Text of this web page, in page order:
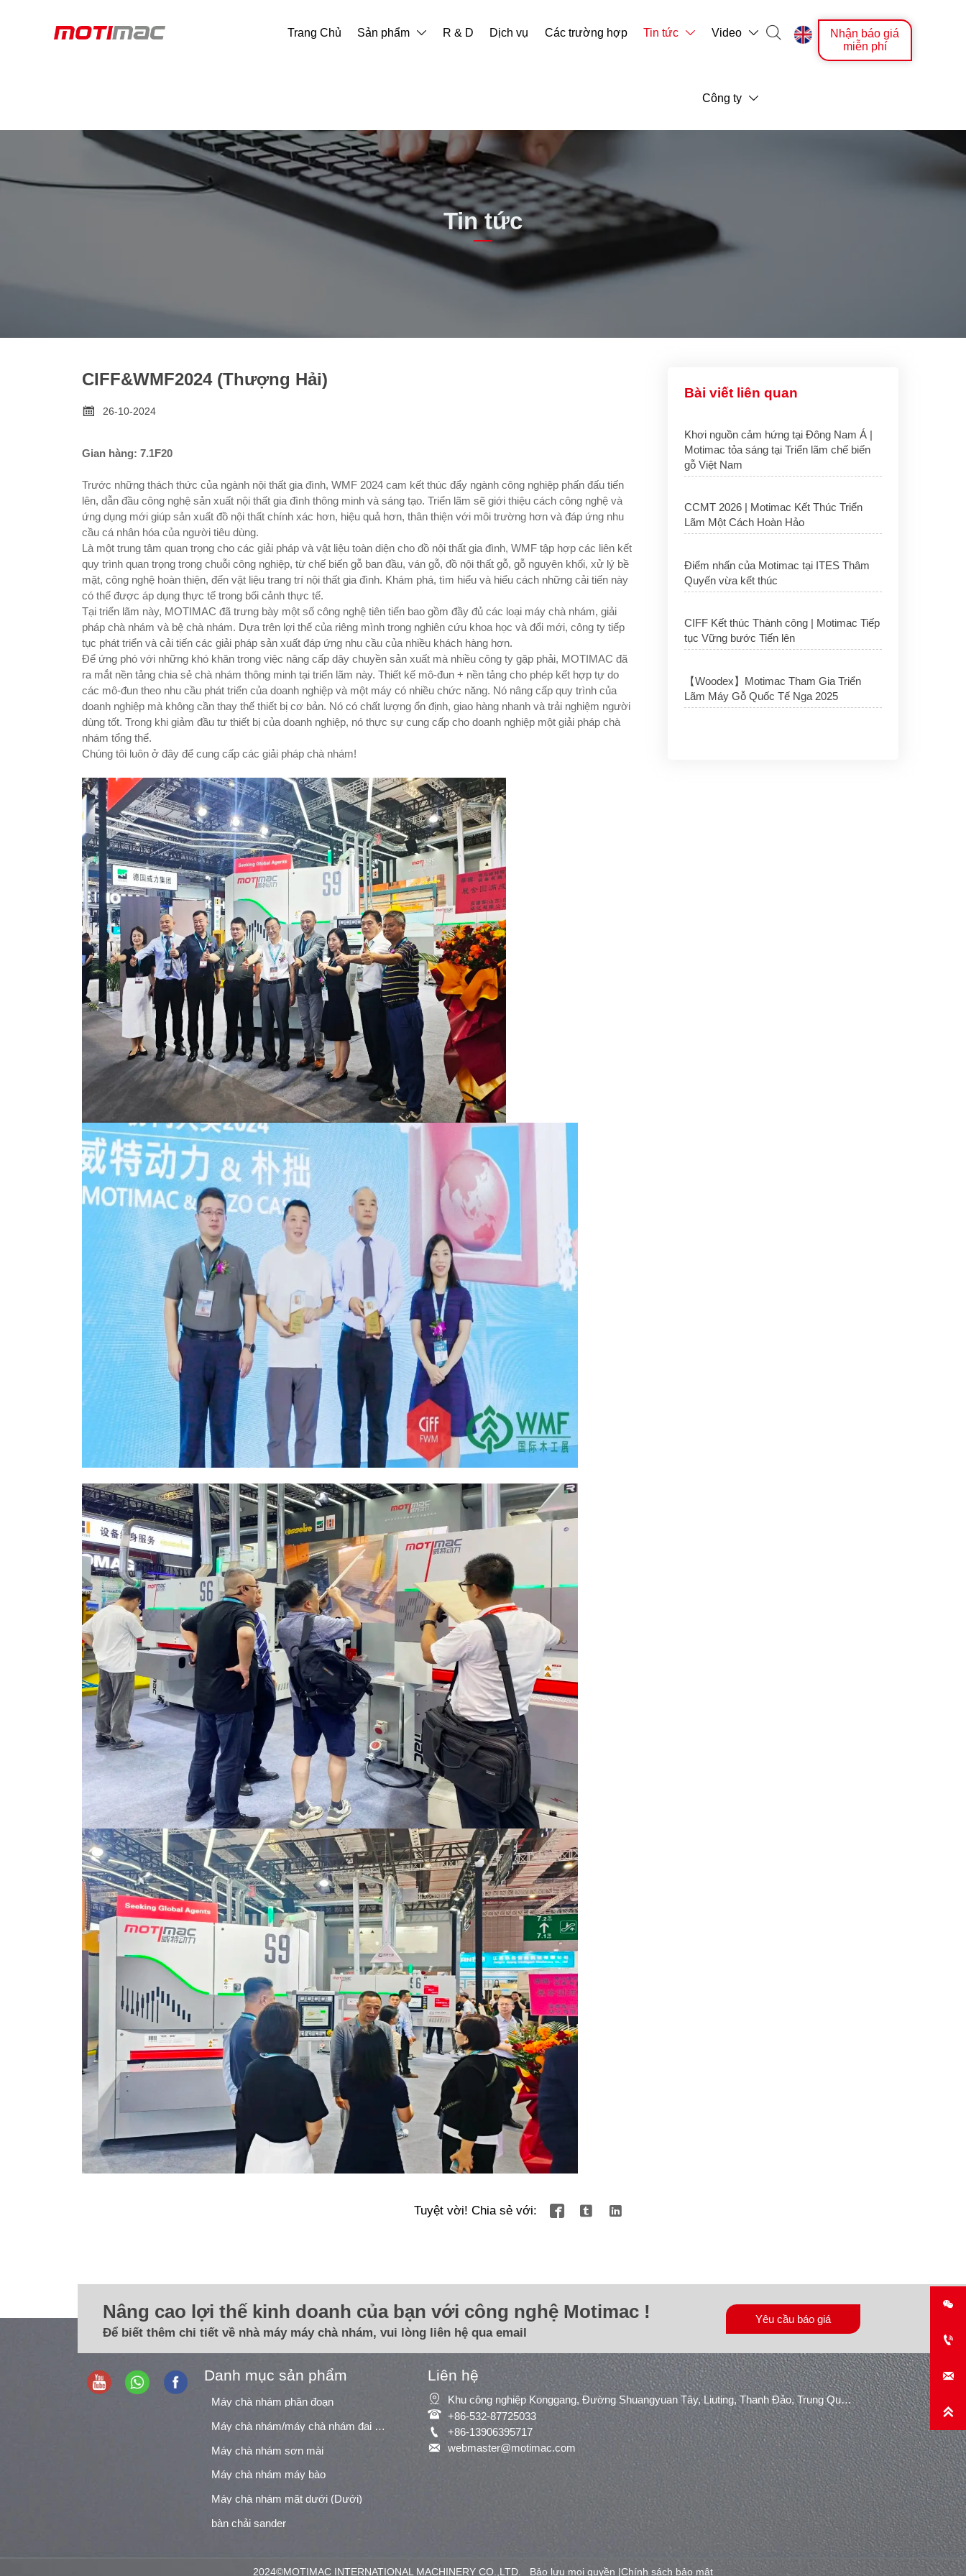
Trang Chủ Sản phẩm  R & D Dịch vụ Các trường hợp Tin tức  Video 
Công ty 
 
Nhận báo giá
miễn phí
Tin tức
CIFF&WMF2024 (Thượng Hải)
 26-10-2024
Gian hàng: 7.1F20
Trước những thách thức của ngành nội thất gia đình, WMF 2024 cam kết thúc đẩy ngành công nghiệp phấn đấu tiến
lên, dẫn đầu công nghệ sản xuất nội thất gia đình thông minh và sáng tạo. Triển lãm sẽ giới thiệu cách công nghệ và
ứng dụng mới giúp sản xuất đồ nội thất chính xác hơn, hiệu quả hơn, thân thiện với môi trường hơn và đáp ứng nhu
cầu cá nhân hóa của người tiêu dùng.
Là một trung tâm quan trọng cho các giải pháp và vật liệu toàn diện cho đồ nội thất gia đình, WMF tập hợp các liên kết
quy trình quan trọng trong chuỗi công nghiệp, từ chế biến gỗ ban đầu, ván gỗ, đồ nội thất gỗ, gỗ nguyên khối, xử lý bề
mặt, công nghệ hoàn thiện, đến vật liệu trang trí nội thất gia đình. Khám phá, tìm hiểu và hiểu cách những cải tiến này
có thể được áp dụng thực tế trong bối cảnh thực tế.
Tại triển lãm này, MOTIMAC đã trưng bày một số công nghệ tiên tiến bao gồm đầy đủ các loại máy chà nhám, giải
pháp chà nhám và bệ chà nhám. Dựa trên lợi thế của riêng mình trong nghiên cứu khoa học và đổi mới, công ty tiếp
tục phát triển và cải tiến các giải pháp sản xuất đáp ứng nhu cầu của nhiều khách hàng hơn.
Để ứng phó với những khó khăn trong việc nâng cấp dây chuyền sản xuất mà nhiều công ty gặp phải, MOTIMAC đã
ra mắt nền tảng chia sẻ chà nhám thông minh tại triển lãm này. Thiết kế mô-đun + nền tảng cho phép kết hợp tự do
các mô-đun theo nhu cầu phát triển của doanh nghiệp và một máy có nhiều chức năng. Nó nâng cấp quy trình của
doanh nghiệp mà không cần thay thế thiết bị cơ bản. Nó có chất lượng ổn định, giao hàng nhanh và trải nghiệm người
dùng tốt. Trong khi giảm đầu tư thiết bị của doanh nghiệp, nó thực sự cung cấp cho doanh nghiệp một giải pháp chà
nhám tổng thể.
Chúng tôi luôn ở đây để cung cấp các giải pháp chà nhám!
Tuyệt vời! Chia sẻ với:   
Bài viết liên quan
Khơi nguồn cảm hứng tại Đông Nam Á |
Motimac tỏa sáng tại Triển lãm chế biến
gỗ Việt Nam
CCMT 2026 | Motimac Kết Thúc Triển
Lãm Một Cách Hoàn Hảo
Điểm nhấn của Motimac tại ITES Thâm
Quyến vừa kết thúc
CIFF Kết thúc Thành công | Motimac Tiếp
tục Vững bước Tiến lên
【Woodex】Motimac Tham Gia Triển
Lãm Máy Gỗ Quốc Tế Nga 2025
Nâng cao lợi thế kinh doanh của bạn với công nghệ Motimac !
Để biết thêm chi tiết về nhà máy máy chà nhám, vui lòng liên hệ qua email
Yêu cầu báo giá
Danh mục sản phẩm
Máy chà nhám phân đoạn
Máy chà nhám/máy chà nhám đai rộng
Máy chà nhám sơn mài
Máy chà nhám máy bào
Máy chà nhám mặt dưới (Dưới)
bàn chải sander
Liên hệ
 Khu công nghiệp Konggang, Đường Shuangyuan Tây, Liuting, Thanh Đảo, Trung Quốc.
 +86-532-87725033
 +86-13906395717
 webmaster@motimac.com
2024©MOTIMAC INTERNATIONAL MACHINERY CO.,LTD. Bảo lưu mọi quyền |Chính sách bảo mật



